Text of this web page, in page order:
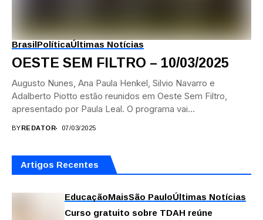
BrasilPolíticaÚltimas Notícias
OESTE SEM FILTRO – 10/03/2025
Augusto Nunes, Ana Paula Henkel, Silvio Navarro e
Adalberto Piotto estão reunidos em Oeste Sem Filtro,
apresentado por Paula Leal. O programa vai...
BY REDATOR 07/03/2025
Artigos Recentes
EducaçãoMaisSão PauloÚltimas Notícias
Curso gratuito sobre TDAH reúne